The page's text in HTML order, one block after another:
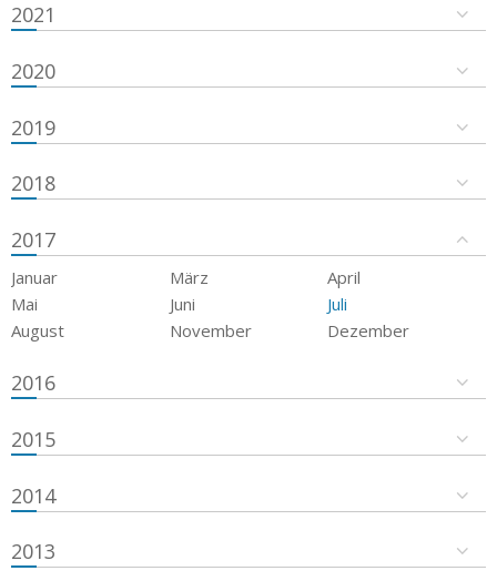
2021
2020
2019
2018
2017
Januar März
April
Mai
Juni
Juli
August
November Dezember
2016
2015
2014
2013